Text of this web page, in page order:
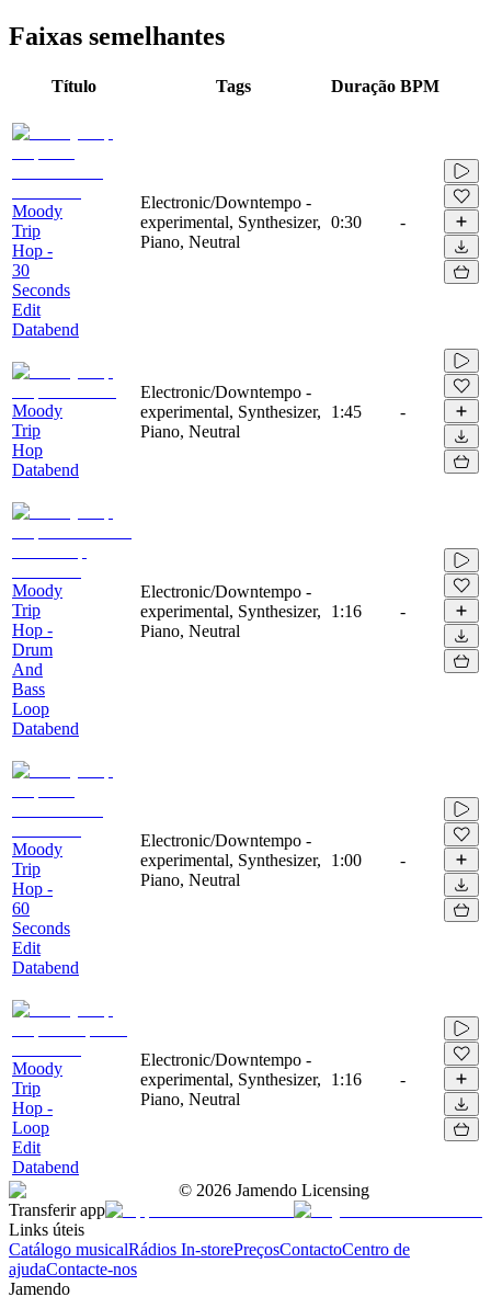
Faixas semelhantes
Título Tags Duração BPM
Moody
Trip
Hop -
30
Seconds
Edit
Databend
Electronic/Downtempo -
experimental, Synthesizer,
Piano, Neutral
0:30 -
Moody
Trip
Hop
Databend
Electronic/Downtempo -
experimental, Synthesizer,
Piano, Neutral
1:45 -
Moody
Trip
Hop -
Drum
And
Bass
Loop
Databend
Electronic/Downtempo -
experimental, Synthesizer,
Piano, Neutral
1:16 -
Moody
Trip
Hop -
60
Seconds
Edit
Databend
Electronic/Downtempo -
experimental, Synthesizer,
Piano, Neutral
1:00 -
Moody
Trip
Hop -
Loop
Edit
Databend
Electronic/Downtempo -
experimental, Synthesizer,
Piano, Neutral
1:16 -
© 2026 Jamendo Licensing
Transferir app
Links úteis
Catálogo musicalRádios In-storePreçosContactoCentro de
ajudaContacte-nos
Jamendo